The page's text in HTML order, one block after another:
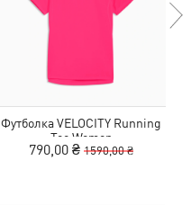
Футболка VELOCITY Running
Tee Women
790,00 ₴ 1590,00 ₴